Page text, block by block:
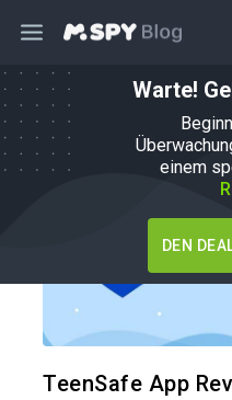
Warte!
einem
DEN
mSpy-
TeenSafe App